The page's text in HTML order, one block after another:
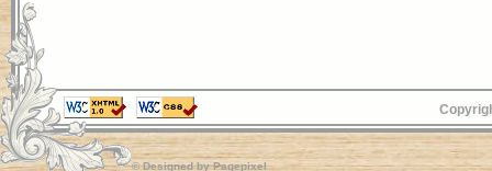
© Designed byPagepixel